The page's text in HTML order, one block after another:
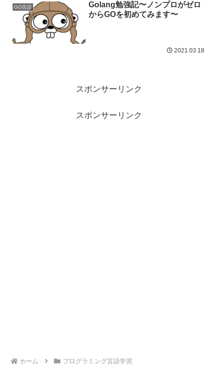
GO言語
Golang勉強記〜ノンプロがゼロ
からGOを初めてみます〜
2021.03.18
スポンサーリンク
スポンサーリンク
ホーム プログラミング言語学習